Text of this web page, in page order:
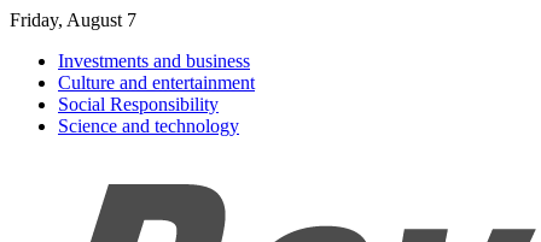
Friday, August 7
Investments and business
Culture and entertainment
Social Responsibility
Science and technology